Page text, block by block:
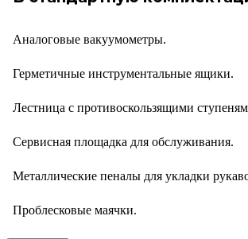
Аналоговые вакуумометры.
Герметичные инструментальные ящики.
Лестница с противоскользящими
Сервисная площадка для обслуживания.
Металлические пеналы для укладки
Проблесковые маячки.